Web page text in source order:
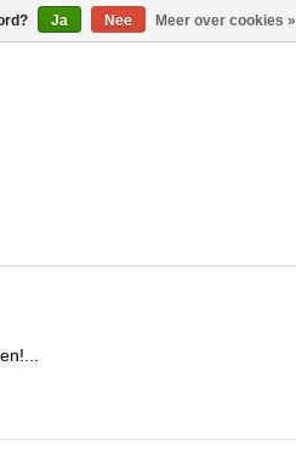
Ja Nee Meer over cookies »